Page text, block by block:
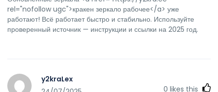
rel="nofollow ugc">кракен зеркало рабочее</a> уже
работают! Всё работает быстро и стабильно. Используйте
проверенный источник — инструкции и ссылки на 2025 год.
y2kraLex
0 likes this